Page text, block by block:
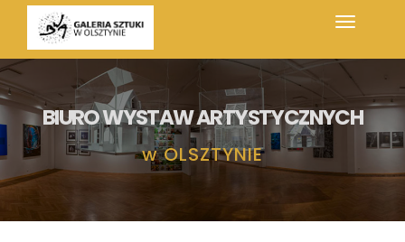
BIURO WYSTAW ARTYSTYCZNYCH
w OLSZTYNIE